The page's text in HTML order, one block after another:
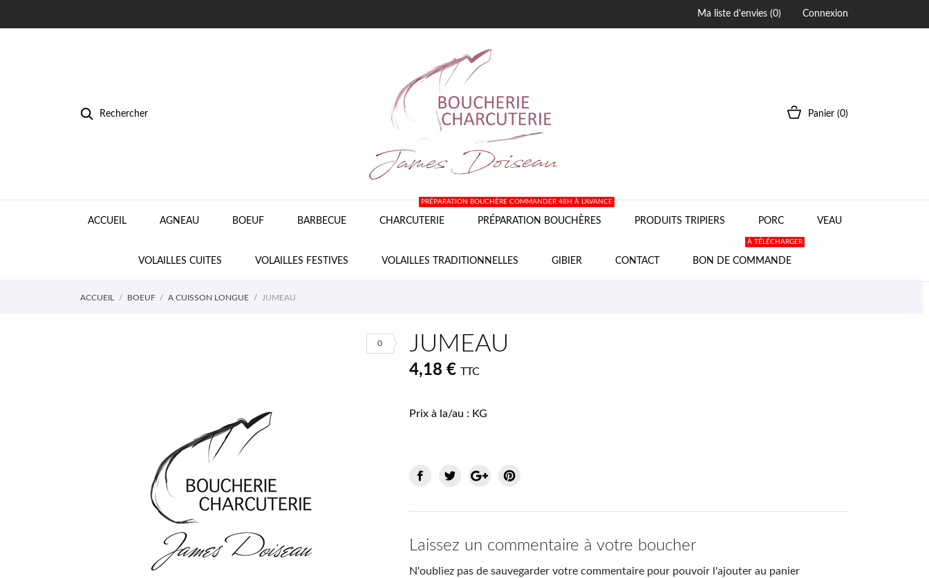
Ma liste d'envies (0) Connexion
Rechercher Panier (0)
ACCUEIL AGNEAU BOEUF BARBECUE CHARCUTERIE PRÉPARATION BOUCHÈRES
PRÉPARATION BOUCHÈRE COMMANDER 48H À L'AVANCE
PRODUITS TRIPIERS PORC VEAU
VOLAILLES CUITES VOLAILLES FESTIVES VOLAILLES TRADITIONNELLES GIBIER CONTACT BON DE COMMANDE
À TÉLÉCHARGER
ACCUEIL BOEUF A CUISSON LONGUE JUMEAU
JUMEAU
4,18 € TTC
Prix à la/au : KG
Laissez un commentaire à votre boucher
N'oubliez pas de sauvegarder votre commentaire pour pouvoir l'ajouter au panier
0